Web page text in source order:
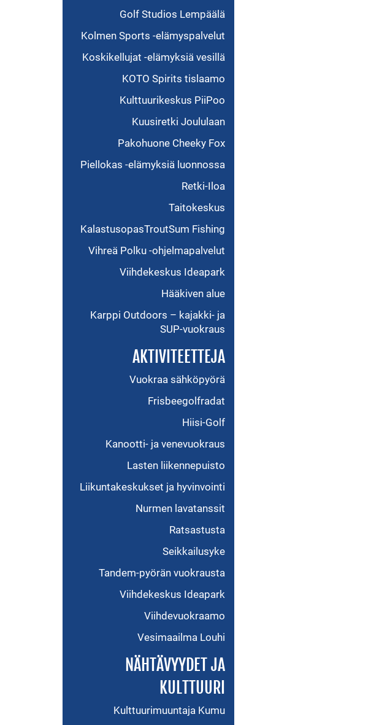
Golf Studios Lempäälä
Kolmen Sports -elämyspalvelut
Koskikellujat -elämyksiä vesillä
KOTO Spirits tislaamo
Kulttuurikeskus PiiPoo
Kuusiretki Joululaan
Pakohuone Cheeky Fox
Piellokas -elämyksiä luonnossa
Retki-Iloa
Taitokeskus
KalastusopasTroutSum Fishing
Vihreä Polku -ohjelmapalvelut
Viihdekeskus Ideapark
Hääkiven alue
Karppi Outdoors – kajakki- ja
SUP-vuokraus
AKTIVITEETTEJA
Vuokraa sähköpyörä
Frisbeegolfradat
Hiisi-Golf
Kanootti- ja venevuokraus
Lasten liikennepuisto
Liikuntakeskukset ja hyvinvointi
Nurmen lavatanssit
Ratsastusta
Seikkailusyke
Tandem-pyörän vuokrausta
Viihdekeskus Ideapark
Viihdevuokraamo
Vesimaailma Louhi
NÄHTÄVYYDET JA
KULTTUURI
Kulttuurimuuntaja Kumu